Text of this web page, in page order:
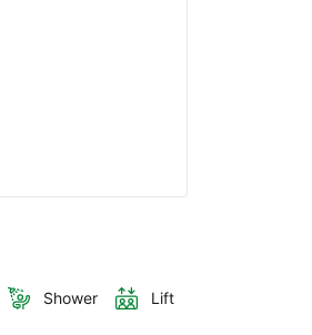
Shower Lift